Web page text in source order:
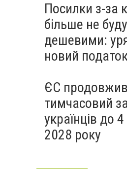
Посилки з-за
більше не
дешевими:
новий
ЄС продовжив
тимчасовий
українців до
2028 року